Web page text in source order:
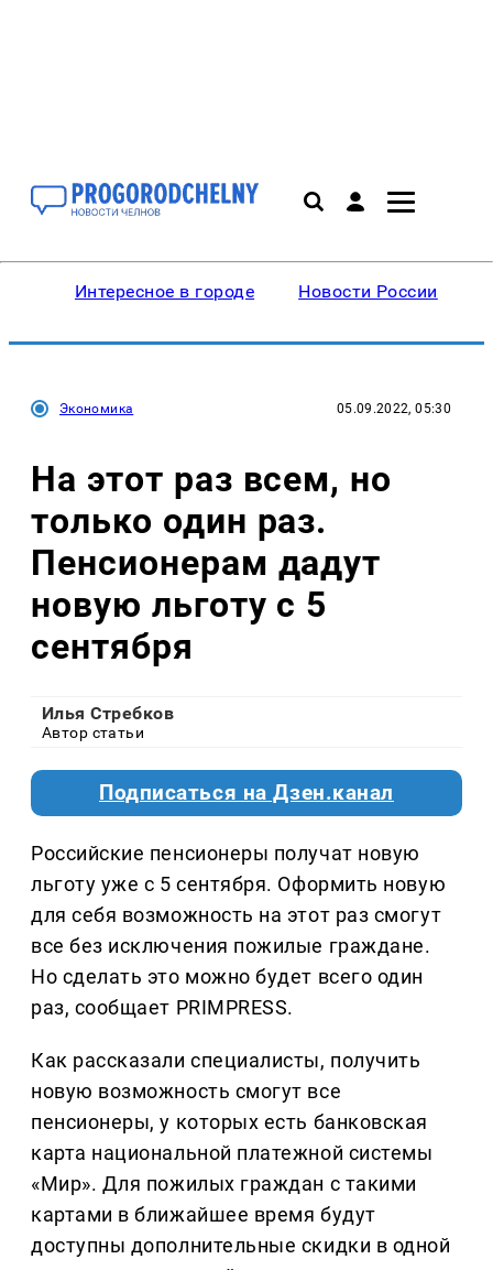
Интересное в городе Новости России
Экономика 05.09.2022, 05:30
На этот раз всем, но
только один раз.
Пенсионерам дадут
новую льготу с 5
сентября
Илья Стребков
Автор статьи
Подписаться на Дзен.канал
Российские пенсионеры получат новую
льготу уже с 5 сентября. Оформить новую
для себя возможность на этот раз смогут
все без исключения пожилые граждане.
Но сделать это можно будет всего один
раз, сообщает PRIMPRESS.
Как рассказали специалисты, получить
новую возможность смогут все
пенсионеры, у которых есть банковская
карта национальной платежной системы
«Мир». Для пожилых граждан с такими
картами в ближайшее время будут
доступны дополнительные скидки в одной